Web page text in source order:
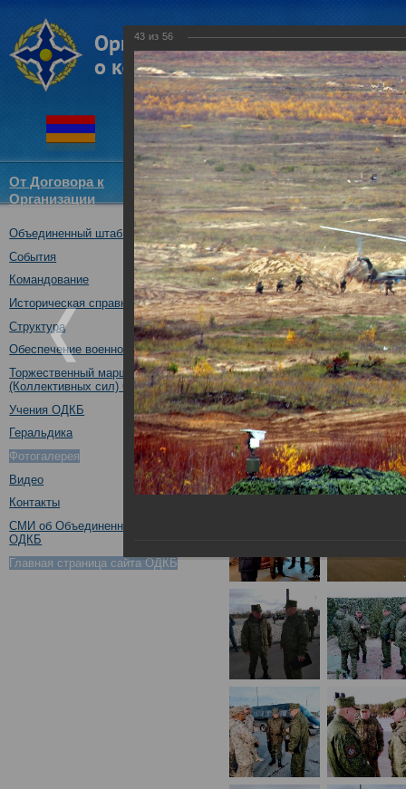
От Договора к
Организации
Структура
ОДКБ
Новости
Объединенный штаб ОДКБ
События
Командование
Историческая справка
Структура
Обеспечение военной безопасности
Торжественный марш Войск
(Коллективных сил) ОДКБ
Учения ОДКБ
Геральдика
Фотогалерея
Видео
Контакты
СМИ об Объединенном штабе
ОДКБ
Главная страница сайта ОДКБ
совместное учение с КСОР
"Мулино", Нижегородская
16.10.2019
43 из 56